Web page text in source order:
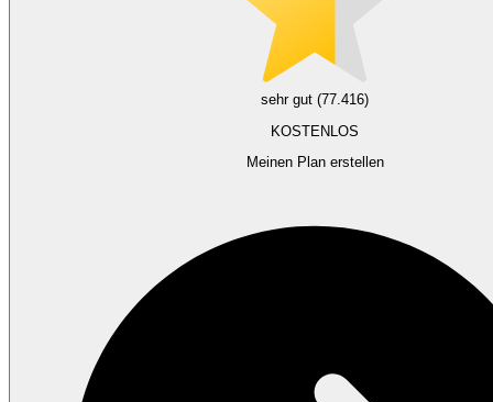
sehr gut (77.416)
KOSTENLOS
Meinen Plan erstellen